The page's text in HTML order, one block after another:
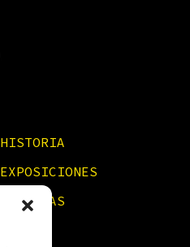
HISTORIA
EXPOSICIONES
NOTICIAS